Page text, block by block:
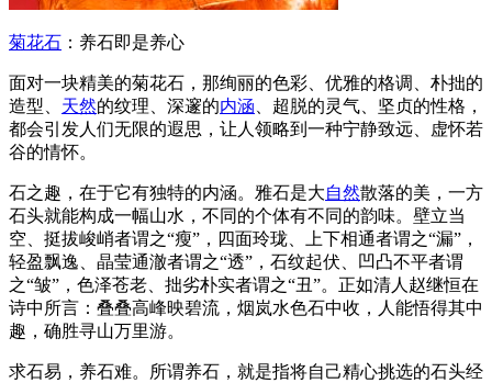
菊花石 ：养石即是养心
面对一块精美的菊花石，那绚丽的色彩、优雅的格调、朴拙的
造型、 天然的纹理、深邃的内涵 、超脱的灵气、坚贞的性格，
都会引发人们无限的遐思，让人领略到一种宁静致远、虚怀若
谷的情怀。
石之趣，在于它有独特的内涵。雅石是大自然散落的美，一方
石头就能构成一幅山水，不同的个体有不同的韵味。壁立当
空、挺拔峻峭者谓之“瘦”，四面玲珑、上下相通者谓之“漏”，
轻盈飘逸、晶莹通澈者谓之“透”，石纹起伏、凹凸不平者谓
之“皱”，色泽苍老、拙劣朴实者谓之“丑”。正如清人赵继恒在
诗中所言：叠叠高峰映碧流，烟岚水色石中收，人能悟得其中
趣，确胜寻山万里游。
求石易，养石难。所谓养石，就是指将自己精心挑选的石头经